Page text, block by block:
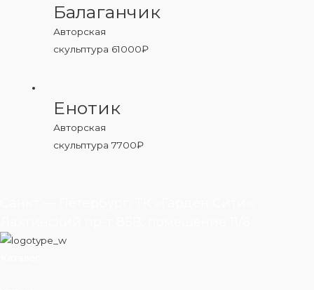
Балаганчик
Авторская
скульптура 61000₽
Енотик
Авторская
скульптура7700₽